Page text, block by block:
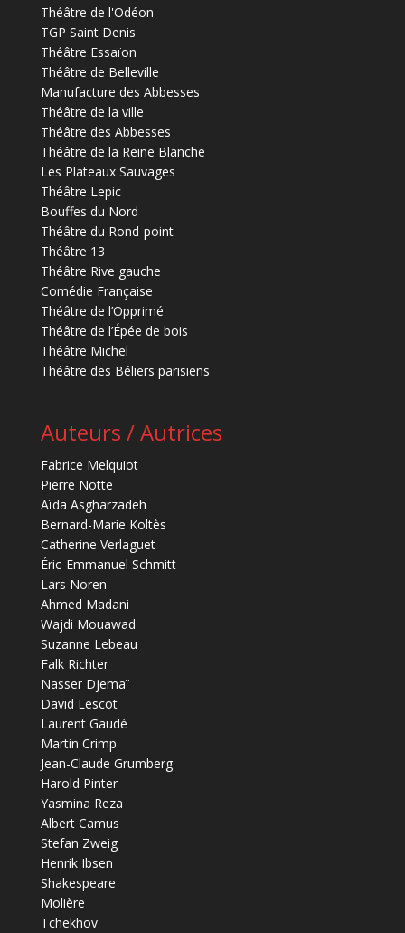
Théâtre de l'Odéon
TGP Saint Denis
Théâtre Essaïon
Théâtre de Belleville
Manufacture des Abbesses
Théâtre de la ville
Théâtre des Abbesses
Théâtre de la Reine Blanche
Les Plateaux Sauvages
Théâtre Lepic
Bouffes du Nord
Théâtre du Rond-point
Théâtre 13
Théâtre Rive gauche
Comédie Française
Théâtre de l’Opprimé
Théâtre de l’Épée de bois
Théâtre Michel
Théâtre des Béliers parisiens
Auteurs / Autrices
Fabrice Melquiot
Pierre Notte
Aïda Asgharzadeh
Bernard-Marie Koltès
Catherine Verlaguet
Éric-Emmanuel Schmitt
Lars Noren
Ahmed Madani
Wajdi Mouawad
Suzanne Lebeau
Falk Richter
Nasser Djemaï
David Lescot
Laurent Gaudé
Martin Crimp
Jean-Claude Grumberg
Harold Pinter
Yasmina Reza
Albert Camus
Stefan Zweig
Henrik Ibsen
Shakespeare
Molière
Tchekhov